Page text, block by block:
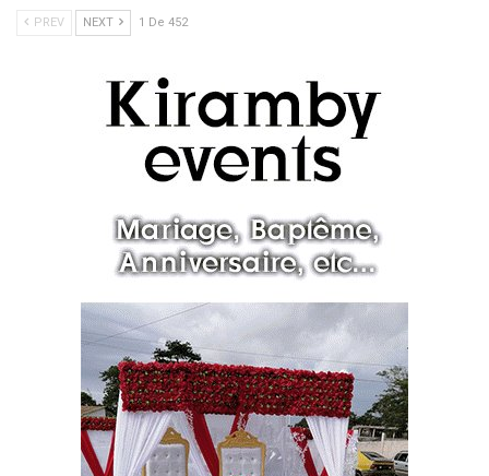
PREV NEXT 1 De 452